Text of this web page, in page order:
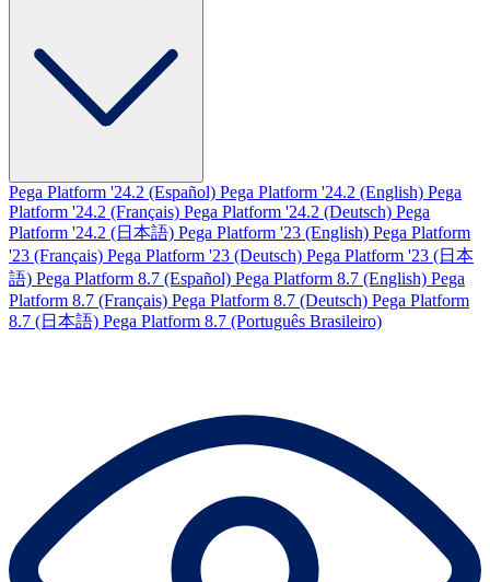
Pega Platform '24.2 (Español) Pega Platform '24.2 (English) Pega
Platform '24.2 (Français) Pega Platform '24.2 (Deutsch) Pega
Platform '24.2 (日本語) Pega Platform '23 (English) Pega Platform
'23 (Français) Pega Platform '23 (Deutsch) Pega Platform '23 (日本
語) Pega Platform 8.7 (Español) Pega Platform 8.7 (English) Pega
Platform 8.7 (Français) Pega Platform 8.7 (Deutsch) Pega Platform
8.7 (日本語) Pega Platform 8.7 (Português Brasileiro)